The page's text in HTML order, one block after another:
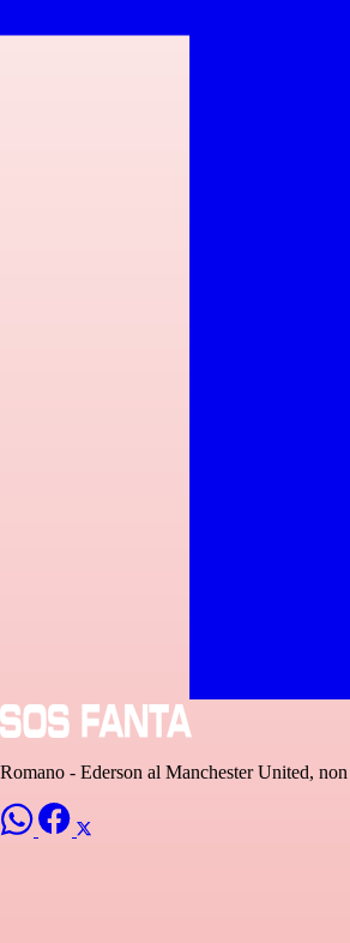
Romano - Ederson al Manchester United,